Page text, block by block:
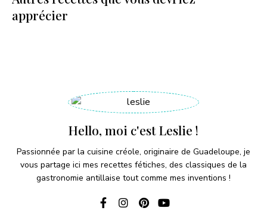
apprécier
Hello, moi c'est Leslie !
Passionnée par la cuisine créole, originaire de Guadeloupe, je
vous partage ici mes recettes fétiches, des classiques de la
gastronomie antillaise tout comme mes inventions !